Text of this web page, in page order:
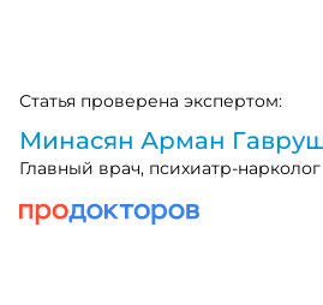
Статья проверена экспертом:
Минасян Арман
Главный врач, психиатр-нарколог